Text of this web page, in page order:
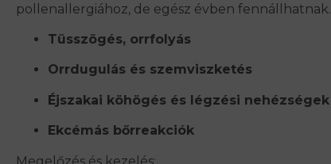
pollenallergiához, de egész évben fennállhatnak.
Tüsszögés, orrfolyás
Orrdugulás és szemviszketés
Éjszakai köhögés és légzési nehézségek
Ekcémás bőrreakciók
Megelőzés és kezelés: